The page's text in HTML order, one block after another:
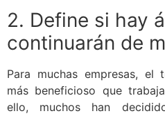
2. Define si hay
continuarán de
Para muchas empresas, el
más beneficioso que
ello, muchos han